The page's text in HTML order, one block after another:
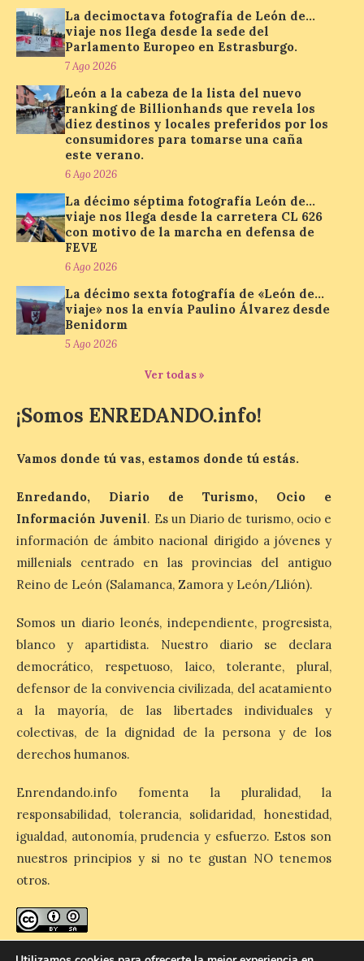
posición exacta del Sol y
así localizar el lugar ideal
para observar el eclipse
solar del 12 de agosto de 2026 sin
obstáculos. El visor es una herramienta a
Paradores renueva su
compromiso con La Vuelta
como patrocinador oficial
7 Ago 2026
volverá a estar presente
junto al control de firmas
y, como novedad, en el
Leaders Lounge, dos espacios exclusivos
para los ciclistas. El recorrido de La
Vuelta discurrirá junto a 17 […]
Última llamada: Eclipse
precio
7 Ago 2026
León es la provincia más
económica (116€/noche),
pero también una de las
más agotadas: solo un 4%
de alojamientos libres.
provincias con menos margen: apenas un
1% de los alojamientos siguen libres para
esas […]
El eclipse genera un boom
de reservas hoteleras y
precios desorbitados,
según SiteMinder
7 Ago 2026
Asturias lidera el impacto
del fenómeno, con el
mayor aumento en
auge de la demanda redefine la
planificación: reservas más anticipadas y
estancias más breves en torno al evento.
Madrid, 7 agosto de […]
La decimoctava fotografía de León de…
viaje nos llega desde la sede del
Parlamento Europeo en Estrasburgo.
7 Ago 2026
León a la cabeza de la lista del nuevo
ranking de Billionhands que revela los
diez destinos y locales preferidos por los
consumidores para tomarse una caña
este verano.
6 Ago 2026
La décimo séptima fotografía León de…
viaje nos llega desde la carretera CL 626
con motivo de la marcha en defensa de
FEVE
6 Ago 2026
La décimo sexta fotografía de «León de…
viaje» nos la envía Paulino Álvarez desde
Benidorm
5 Ago 2026
Ver todas »
¡Somos ENREDANDO.info!
Vamos donde tú vas, estamos donde tú estás.
Enredando, Diario de Turismo, Ocio e
Información Juvenil. Es un Diario de turismo, ocio e
información de ámbito nacional dirigido a jóvenes y
millenials centrado en las provincias del antiguo
Reino de León (Salamanca, Zamora y León/Llión).
Somos un diario leonés, independiente, progresista,
blanco y apartidista. Nuestro diario se declara
democrático, respetuoso, laico, tolerante, plural,
defensor de la convivencia civilizada, del acatamiento
a la mayoría, de las libertades individuales y
colectivas, de la dignidad de la persona y de los
derechos humanos.
Enrendando.info fomenta la pluralidad, la
responsabilidad, tolerancia, solidaridad, honestidad,
igualdad, autonomía, prudencia y esfuerzo. Estos son
nuestros principios y si no te gustan NO tenemos
otros.